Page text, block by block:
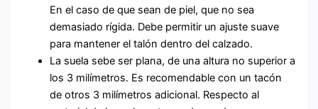
En el caso de que sean de piel, que no sea
demasiado rígida. Debe permitir un ajuste suave
para mantener el talón dentro del calzado.
La suela sebe ser plana, de una altura no superior a
los 3 milímetros. Es recomendable con un tacón
de otros 3 milímetros adicional. Respecto al